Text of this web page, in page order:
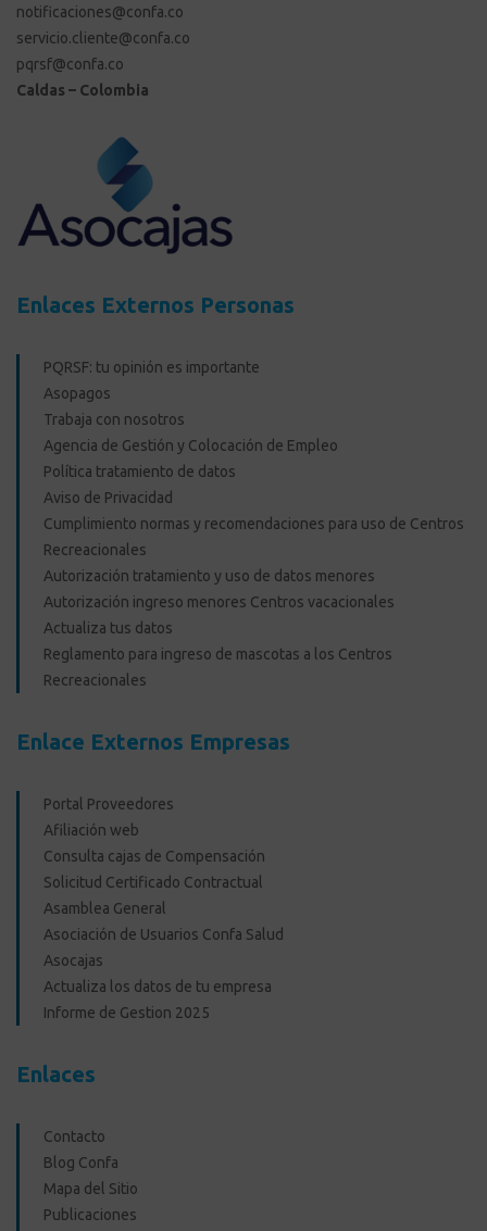
notificaciones@confa.co
servicio.cliente@confa.co
pqrsf@confa.co
Caldas – Colombia
Enlaces Externos Personas
PQRSF: tu opinión es importante
Asopagos
Trabaja con nosotros
Agencia de Gestión y Colocación de Empleo
Política tratamiento de datos
Aviso de Privacidad
Cumplimiento normas y recomendaciones para uso de Centros
Recreacionales
Autorización tratamiento y uso de datos menores
Autorización ingreso menores Centros vacacionales
Actualiza tus datos
Reglamento para ingreso de mascotas a los Centros
Recreacionales
Enlace Externos Empresas
Portal Proveedores
Afiliación web
Consulta cajas de Compensación
Solicitud Certificado Contractual
Asamblea General
Asociación de Usuarios Confa Salud
Asocajas
Actualiza los datos de tu empresa
Informe de Gestion 2025
Enlaces
Contacto
Blog Confa
Mapa del Sitio
Publicaciones